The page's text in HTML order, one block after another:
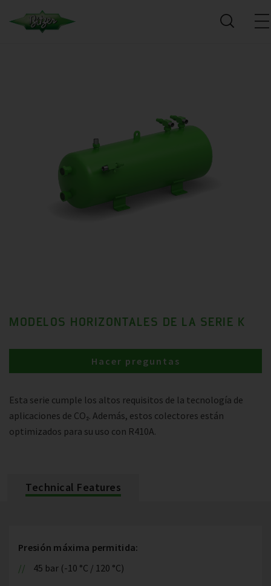
MODELOS HORIZONTALES DE LA SERIE K
Esta serie cumple los altos requisitos de la tecnología de
aplicaciones de CO₂. Además, estos colectores están
optimizados para su uso con R410A.
Hacer preguntas
Technical Features
Presión máxima permitida:
45 bar (-10 °C / 120 °C)